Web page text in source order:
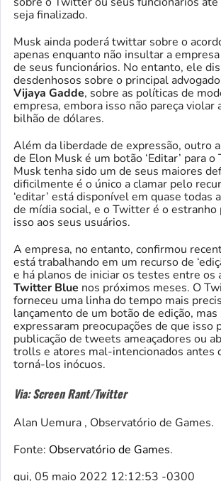
seja finalizado.
Musk ainda poderá twittar sobre o
apenas enquanto não insultar a
de seus funcionários. No entanto, ele
desdenhosos sobre o principal
Vijaya Gadde, sobre as políticas de
empresa, embora isso não pareça violar
bilhão de dólares.
Além da liberdade de expressão, outro
de Elon Musk é um botão ‘Editar’ para
Musk tenha sido um de seus maiores
dificilmente é o único a clamar pelo
‘editar’ está disponível em quase todas
de mídia social, e o Twitter é o estranho
isso aos seus usuários.
A empresa, no entanto, confirmou
está trabalhando em um recurso de
e há planos de iniciar os testes entre os
Twitter Blue nos próximos meses. O
forneceu uma linha do tempo mais
lançamento de um botão de edição,
expressaram preocupações de que isso
publicação de tweets ameaçadores ou
trolls e atores mal-intencionados antes
torná-los inócuos.
Via: Screen Rant/Twitter
Alan Uemura , Observatório de Games.
Fonte: Observatório de Games.
qui, 05 maio 2022 12:12:53 -0300